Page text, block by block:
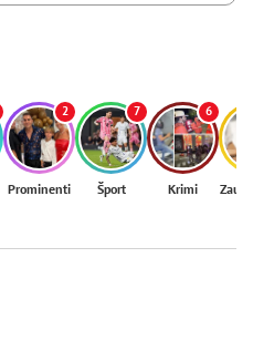
2
Prominenti
7
Šport
6
Krimi